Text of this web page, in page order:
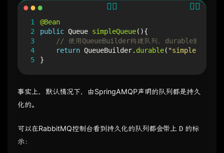
1
2
3
4
5
@Bean
public Queue simpleQueue(){
// 使用QueueBuilder构建队列，durable就是持久
return QueueBuilder. durable( "simple.queue"
}
事实上，默认情况下，由SpringAMQP声明的队列都是持久
化的。
可以在RabbitMQ控制台看到持久化的队列都会带上 D 的标
示：